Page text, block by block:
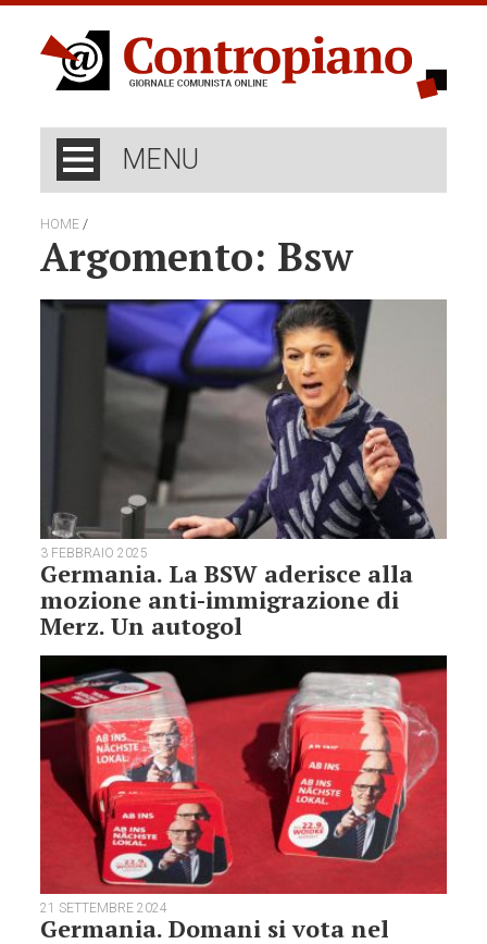
MENU
HOME /
Argomento: Bsw
3 FEBBRAIO 2025
Germania. La BSW aderisce alla
mozione anti-immigrazione di
Merz. Un autogol
21 SETTEMBRE 2024
Germania. Domani si vota nel